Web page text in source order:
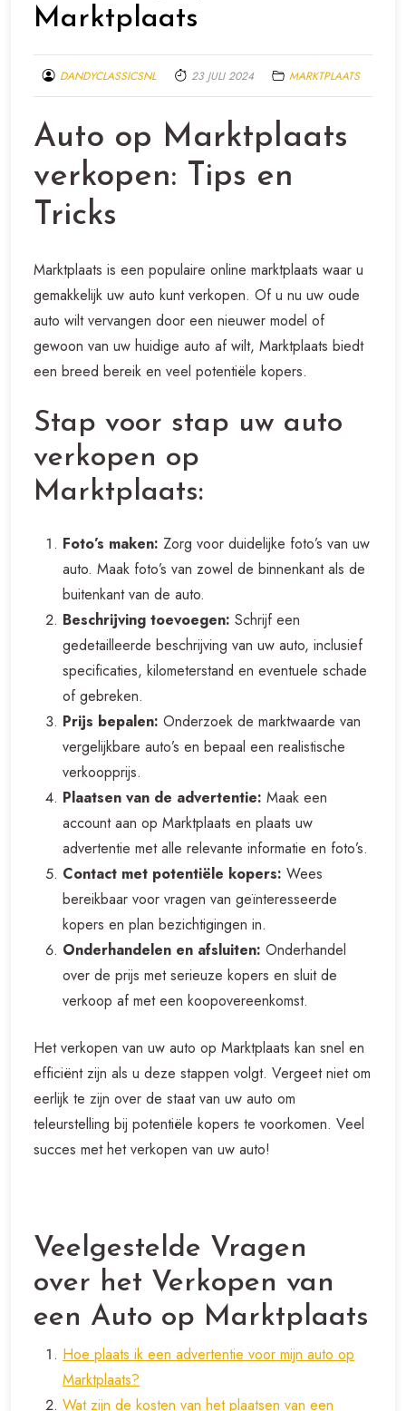
Marktplaats
DANDYCLASSICSNL 23 JULI 2024 MARKTPLAATS
Auto op Marktplaats
verkopen: Tips en
Tricks
Marktplaats is een populaire online marktplaats waar u
gemakkelijk uw auto kunt verkopen. Of u nu uw oude
auto wilt vervangen door een nieuwer model of
gewoon van uw huidige auto af wilt, Marktplaats biedt
een breed bereik en veel potentiële kopers.
Stap voor stap uw auto
verkopen op
Marktplaats:
Foto’s maken: Zorg voor duidelijke foto’s van uw
auto. Maak foto’s van zowel de binnenkant als de
buitenkant van de auto.
Beschrijving toevoegen: Schrijf een
gedetailleerde beschrijving van uw auto, inclusief
specificaties, kilometerstand en eventuele schade
of gebreken.
Prijs bepalen: Onderzoek de marktwaarde van
vergelijkbare auto’s en bepaal een realistische
verkoopprijs.
Plaatsen van de advertentie: Maak een
account aan op Marktplaats en plaats uw
advertentie met alle relevante informatie en foto’s.
Contact met potentiële kopers: Wees
bereikbaar voor vragen van geïnteresseerde
kopers en plan bezichtigingen in.
Onderhandelen en afsluiten: Onderhandel
over de prijs met serieuze kopers en sluit de
verkoop af met een koopovereenkomst.
Het verkopen van uw auto op Marktplaats kan snel en
efficiënt zijn als u deze stappen volgt. Vergeet niet om
eerlijk te zijn over de staat van uw auto om
teleurstelling bij potentiële kopers te voorkomen. Veel
succes met het verkopen van uw auto!
Veelgestelde Vragen
over het Verkopen van
een Auto op Marktplaats
Hoe plaats ik een advertentie voor mijn auto op
Marktplaats?
Wat zijn de kosten van het plaatsen van een